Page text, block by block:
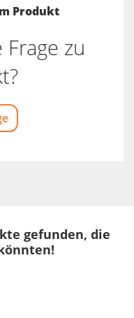
Produkt
zu
gefunden, die